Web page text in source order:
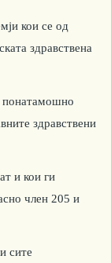
кои се од
здравствена
понатамошно
здравствени
и кои ги
член 205 и
сите